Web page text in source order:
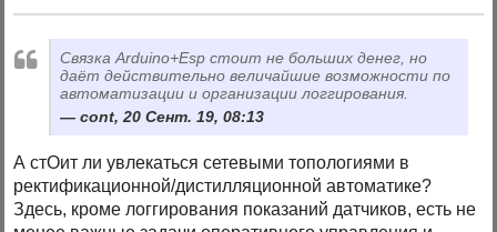
Связка Arduino+Esp стоит не больших денег, но
даёт действительно величайшие возможности по
автоматизации и организации логгирования.
cont, 20 Сент. 19, 08:13
А стОит ли увлекаться сетевыми топологиями в
ректификационной/дистилляционной автоматике?
Здесь, кроме логгирования показаний датчиков, есть не